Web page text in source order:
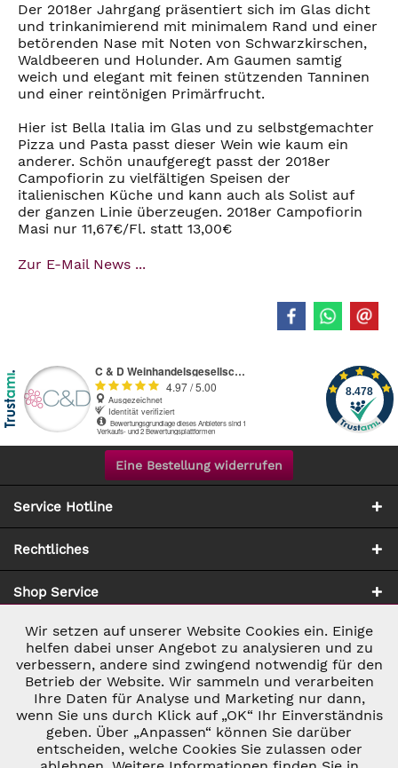
Der 2018er Jahrgang präsentiert sich im Glas dicht
und trinkanimierend mit minimalem Rand und einer
betörenden Nase mit Noten von Schwarzkirschen,
Waldbeeren und Holunder. Am Gaumen samtig
weich und elegant mit feinen stützenden Tanninen
und einer reintönigen Primärfrucht.
Hier ist Bella Italia im Glas und zu selbstgemachter
Pizza und Pasta passt dieser Wein wie kaum ein
anderer. Schön unaufgeregt passt der 2018er
Campofiorin zu vielfältigen Speisen der
italienischen Küche und kann auch als Solist auf
der ganzen Linie überzeugen. 2018er Campofiorin
Masi nur 11,67€/Fl. statt 13,00€
Zur E-Mail News ...
Eine Bestellung widerrufen
Service Hotline
Rechtliches
Shop Service
Zahlung & Versand
* ALLE PREISE INKL. GESETZL. UMSATZSTEUER ZZGL.
Notwendig Aktiv
Marketing Inaktiv
Tracking Inaktiv
Wir setzen auf unserer Website Cookies ein. Einige
helfen dabei unser Angebot zu analysieren und zu
verbessern, andere sind zwingend notwendig für den
Betrieb der Website. Wir sammeln und verarbeiten
Ihre Daten für Analyse und Marketing nur dann,
wenn Sie uns durch Klick auf „OK“ Ihr Einverständnis
geben. Über „Anpassen“ können Sie darüber
entscheiden, welche Cookies Sie zulassen oder